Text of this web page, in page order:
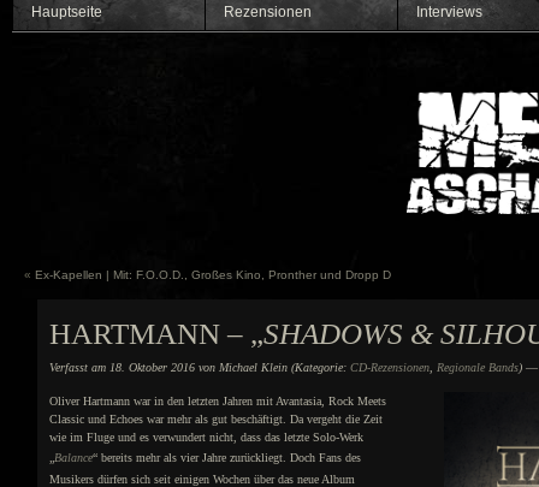
Hauptseite Rezensionen Interviews
« Ex-Kapellen | Mit: F.O.O.D., Großes Kino, Pronther und Dropp D
HARTMANN – „SHADOWS &
Verfasst am 18. Oktober 2016 von Michael Klein (Kategorie: CD-Rezensionen Regionale Bands) —
Oliver Hartmann war in den letzten Jahren mit Avantasia, Rock Meets
Classic und Echoes war mehr als gut beschäftigt. Da vergeht die Zeit
wie im Fluge und es verwundert nicht, dass das letzte Solo-Werk
Balance“ bereits mehr als vier Jahre zurückliegt. Doch Fans des
Musikers dürfen sich seit einigen Wochen über das neue Album